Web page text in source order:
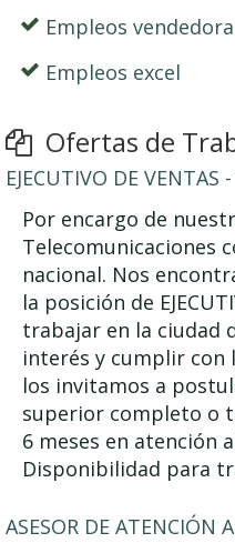
Empleos vendedora
Empleos excel
Ofertas de
EJECUTIVO DE VENTAS
Por encargo de
Telecomunicaciones
nacional. Nos
la posición de
trabajar en la ciudad
interés y cumplir con
los invitamos a
superior completo o
6 meses en atención
Disponibilidad para
ASESOR DE ATENCIÓN